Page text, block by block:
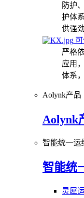
防护
护体
供强
严格
应用
体系
Aolynk产品
Aolynk
智能统一运
智能统
灵犀